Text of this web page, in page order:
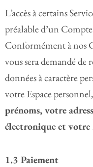
L’accès à certains
préalable d’un
Conformément à nos
vous sera demandé
données à caractère
votre Espace personnel,
prénoms, votre
électronique et votre
1.3 Paiement